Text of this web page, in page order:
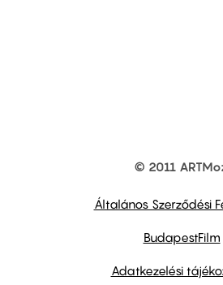
© 2011
Általános Szerződési
BudapestFilm
Adatkezelési